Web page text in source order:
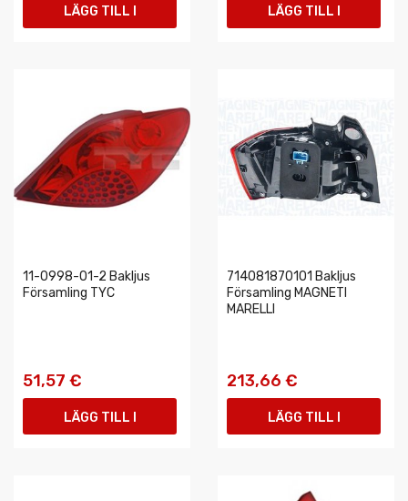
LÄGG TILL I LÄGG TILL I
11-0998-01-2 Bakljus
Församling TYC
51,57 €
LÄGG TILL I
714081870101 Bakljus
Församling MAGNETI
MARELLI
213,66 €
LÄGG TILL I